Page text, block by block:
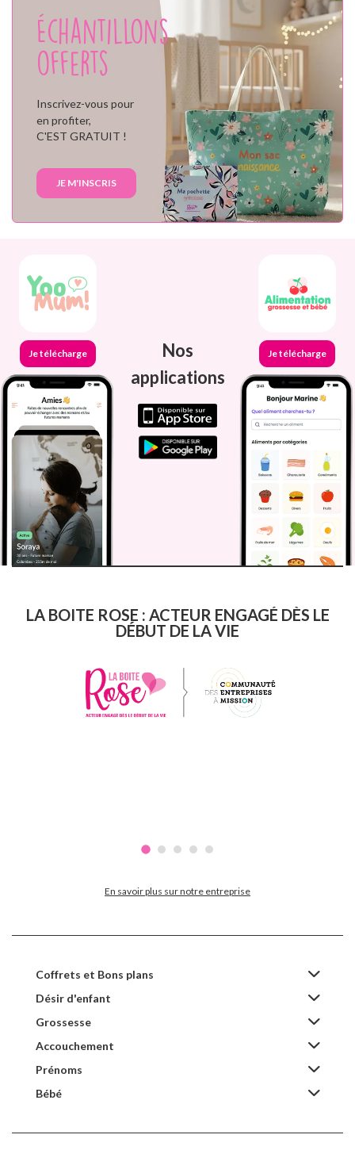
Échantillons
offerts
Inscrivez-vous pour
en profiter,
C'EST GRATUIT !
JE M'INSCRIS
Je télécharge
Nos
applications
Je télécharge
LA BOITE ROSE : ACTEUR ENGAGÉ DÈS LE
DÉBUT DE LA VIE
En savoir plus sur notre entreprise
Coffrets et Bons plans
Désir d'enfant
Grossesse
Accouchement
Prénoms
Bébé